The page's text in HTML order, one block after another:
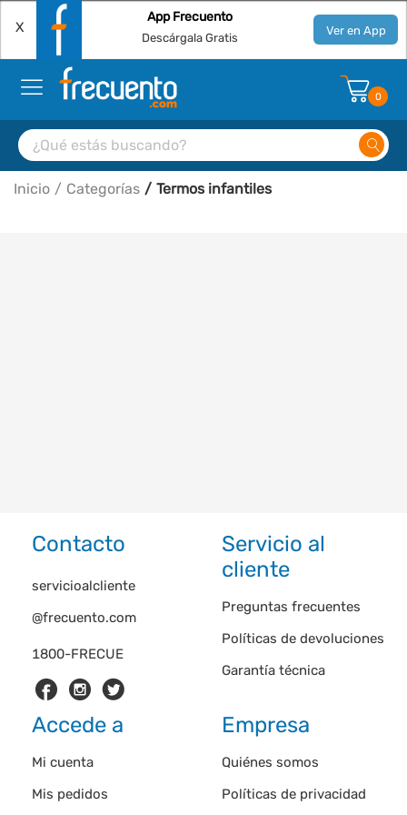
X
App Frecuento
Descárgala Gratis Ver en App
0
Inicio Categorías Termos infantiles
Contacto
1800-FRECUE
servicioalcliente
@frecuento.com
Servicio al
cliente
Preguntas frecuentes
Políticas de devoluciones
Garantía técnica
Accede a
Mi cuenta
Mis pedidos
Empresa
Quiénes somos
Políticas de privacidad